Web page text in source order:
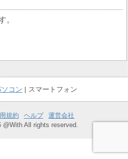
。
ソコン スマートフォン
規約 ヘルプ
運営会社
@With All rights reserved.